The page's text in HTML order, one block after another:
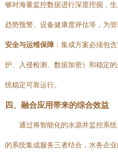
够对海量监控数据进行深度挖掘，
趋势预警、设备健康度评估等，为
安全与运维保障 ：集成方案必须包
护、入侵检测、数据加密）和稳定
统稳定可靠运行。
四、融合应用带来的综合效益
通过将智能化的水源井监控系
的系统集成服务三者结合，水务企业